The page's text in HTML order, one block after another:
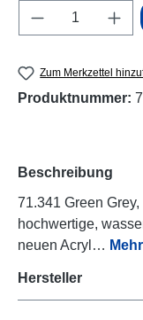
Produkt
Zum Merkzettel
Produktnummer:
Beschreibung
71.341 Green
hochwertige,
neuen Acryl… Mehr
Hersteller